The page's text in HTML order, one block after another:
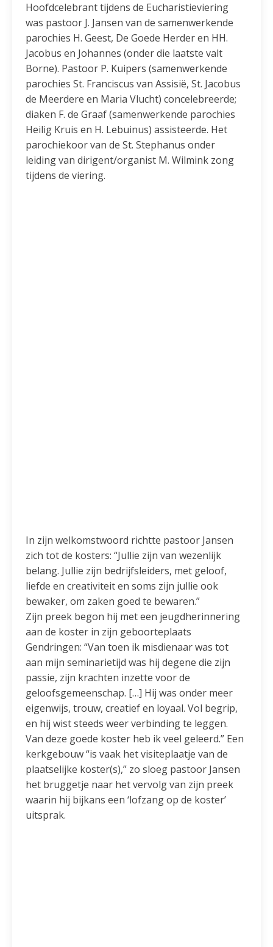
Hoofdcelebrant tijdens de Eucharistieviering
was pastoor J. Jansen van de samenwerkende
parochies H. Geest, De Goede Herder en HH.
Jacobus en Johannes (onder die laatste valt
Borne). Pastoor P. Kuipers (samenwerkende
parochies St. Franciscus van Assisië, St. Jacobus
de Meerdere en Maria Vlucht) concelebreerde;
diaken F. de Graaf (samenwerkende parochies
Heilig Kruis en H. Lebuinus) assisteerde. Het
parochiekoor van de St. Stephanus onder
leiding van dirigent/organist M. Wilmink zong
tijdens de viering.
In zijn welkomstwoord richtte pastoor Jansen
zich tot de kosters: “Jullie zijn van wezenlijk
belang. Jullie zijn bedrijfsleiders, met geloof,
liefde en creativiteit en soms zijn jullie ook
bewaker, om zaken goed te bewaren.”
Zijn preek begon hij met een jeugdherinnering
aan de koster in zijn geboorteplaats
Gendringen: “Van toen ik misdienaar was tot
aan mijn seminarietijd was hij degene die zijn
passie, zijn krachten inzette voor de
geloofsgemeenschap. […] Hij was onder meer
eigenwijs, trouw, creatief en loyaal. Vol begrip,
en hij wist steeds weer verbinding te leggen.
Van deze goede koster heb ik veel geleerd.” Een
kerkgebouw “is vaak het visiteplaatje van de
plaatselijke koster(s),” zo sloeg pastoor Jansen
het bruggetje naar het vervolg van zijn preek
waarin hij bijkans een ‘lofzang op de koster’
uitsprak.